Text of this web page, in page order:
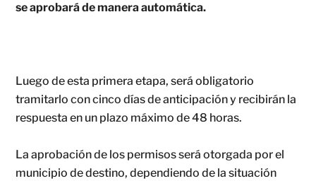
se aprobará de manera automática.
Luego de esta primera etapa, será obligatorio
tramitarlo con cinco días de anticipación y recibirán la
respuesta en un plazo máximo de 48 horas.
La aprobación de los permisos será otorgada por el
municipio de destino, dependiendo de la situación